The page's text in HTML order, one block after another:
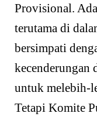
Provisional.
terutama di
bersimpati
kecenderungan
untuk melebih-
Tetapi Komite